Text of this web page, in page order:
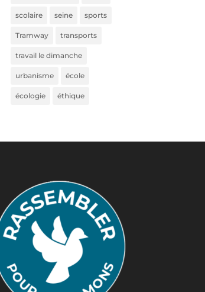
scolaire seine sports
Tramway transports
travail le dimanche
urbanisme école
écologie éthique